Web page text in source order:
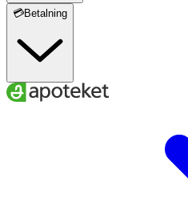
💳Betalning